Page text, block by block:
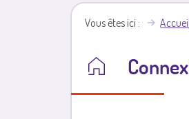
Vous êtes ici Accueil